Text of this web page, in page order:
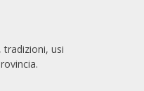
tradizioni, usi